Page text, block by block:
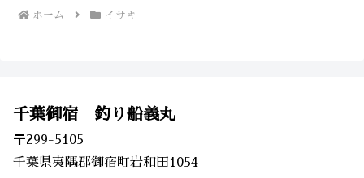
ホーム イサキ
千葉御宿 釣り船義丸
〒299-5105
千葉県夷隅郡御宿町岩和田1054